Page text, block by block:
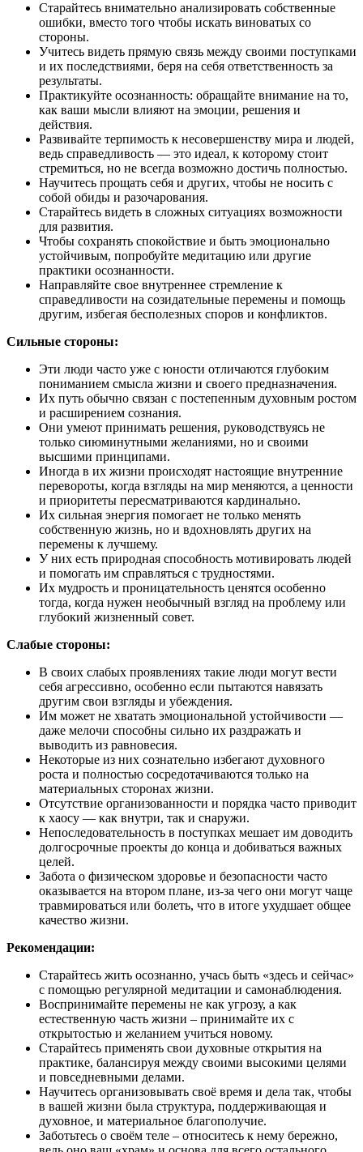
Старайтесь внимательно анализировать собственные
ошибки, вместо того чтобы искать виноватых со
стороны.
Учитесь видеть прямую связь между своими поступками
и их последствиями, беря на себя ответственность за
результаты.
Практикуйте осознанность: обращайте внимание на то,
как ваши мысли влияют на эмоции, решения и
действия.
Развивайте терпимость к несовершенству мира и людей,
ведь справедливость — это идеал, к которому стоит
стремиться, но не всегда возможно достичь полностью.
Научитесь прощать себя и других, чтобы не носить с
собой обиды и разочарования.
Старайтесь видеть в сложных ситуациях возможности
для развития.
Чтобы сохранять спокойствие и быть эмоционально
устойчивым, попробуйте медитацию или другие
практики осознанности.
Направляйте свое внутреннее стремление к
справедливости на созидательные перемены и помощь
другим, избегая бесполезных споров и конфликтов.
Сильные стороны:
Эти люди часто уже с юности отличаются глубоким
пониманием смысла жизни и своего предназначения.
Их путь обычно связан с постепенным духовным ростом
и расширением сознания.
Они умеют принимать решения, руководствуясь не
только сиюминутными желаниями, но и своими
высшими принципами.
Иногда в их жизни происходят настоящие внутренние
перевороты, когда взгляды на мир меняются, а ценности
и приоритеты пересматриваются кардинально.
Их сильная энергия помогает не только менять
собственную жизнь, но и вдохновлять других на
перемены к лучшему.
У них есть природная способность мотивировать людей
и помогать им справляться с трудностями.
Их мудрость и проницательность ценятся особенно
тогда, когда нужен необычный взгляд на проблему или
глубокий жизненный совет.
Слабые стороны:
В своих слабых проявлениях такие люди могут вести
себя агрессивно, особенно если пытаются навязать
другим свои взгляды и убеждения.
Им может не хватать эмоциональной устойчивости —
даже мелочи способны сильно их раздражать и
выводить из равновесия.
Некоторые из них сознательно избегают духовного
роста и полностью сосредотачиваются только на
материальных сторонах жизни.
Отсутствие организованности и порядка часто приводит
к хаосу — как внутри, так и снаружи.
Непоследовательность в поступках мешает им доводить
долгосрочные проекты до конца и добиваться важных
целей.
Забота о физическом здоровье и безопасности часто
оказывается на втором плане, из-за чего они могут чаще
травмироваться или болеть, что в итоге ухудшает общее
качество жизни.
Рекомендации:
Старайтесь жить осознанно, учась быть «здесь и сейчас»
с помощью регулярной медитации и самонаблюдения.
Воспринимайте перемены не как угрозу, а как
естественную часть жизни – принимайте их с
открытостью и желанием учиться новому.
Старайтесь применять свои духовные открытия на
практике, балансируя между своими высокими целями
и повседневными делами.
Научитесь организовывать своё время и дела так, чтобы
в вашей жизни была структура, поддерживающая и
духовное, и материальное благополучие.
Заботьтесь о своём теле – относитесь к нему бережно,